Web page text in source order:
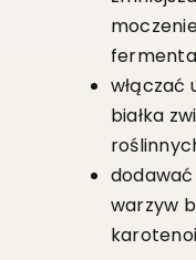
włączać
białka
dodawać
warzyw